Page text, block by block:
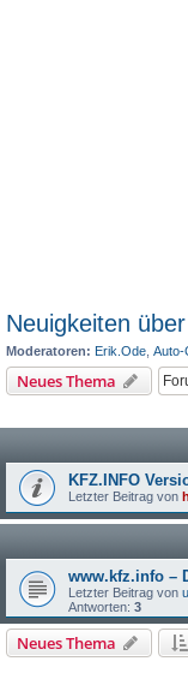
Neuigkeiten
Moderatoren: Erik.Ode Auto-
Neues Thema
KFZ.INFO
Letzter Beitrag von
www.kfz.info –
Letzter Beitrag von
Antworten: 3
Neues Thema